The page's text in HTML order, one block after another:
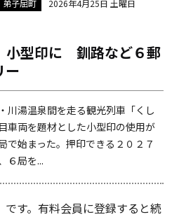
i
弟子屈町 2026年4月25日 土曜日
小型印に 釧路など６郵
ー
湯温泉間を走る観光列車「くし
車両を題材とした小型印の使用が
で始まった。押印できる２０２７
６局を...
です。有料会員に登録すると続